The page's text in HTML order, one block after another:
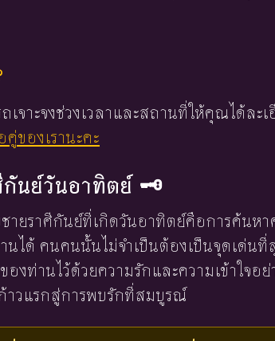
เจาะจงช่วงเวลาและสถานที่ให้คุณได้ละ
ของเรานะคะ
กันย์วันอาทิตย์ 🗝️
ายราศีกันย์ที่เกิดวันอาทิตย์คือการค้นห
ได้ คนคนนั้นไม่จำเป็นต้องเป็นจุดเด่น
งท่านไว้ด้วยความรักและความเข้าใจอย่
วแรกสู่การพบรักที่สมบูรณ์